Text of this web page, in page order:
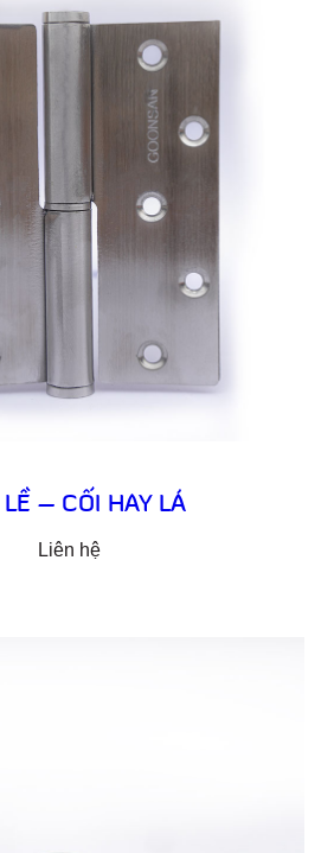
LỀ – CỐI HAY LÁ
Liên hệ